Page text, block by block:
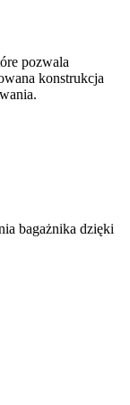
pozwala
konstrukcja
bagażnika dzięki